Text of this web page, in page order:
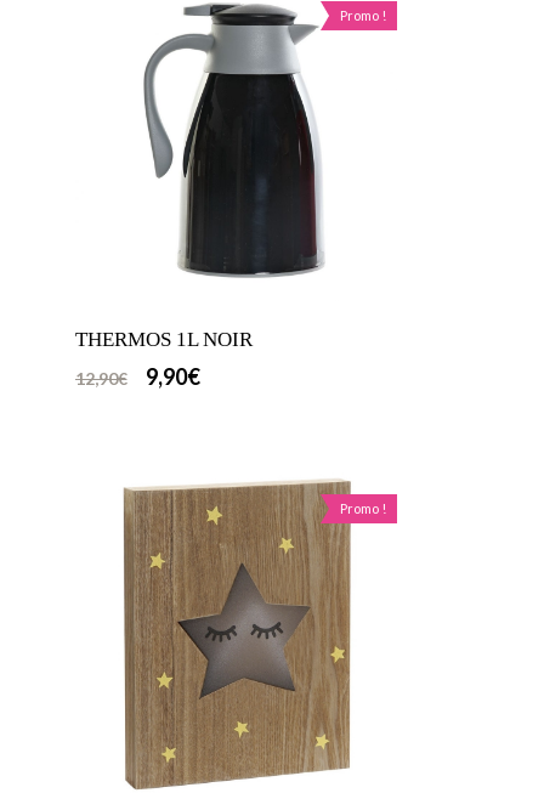
Promo !
THERMOS 1L NOIR
12,90€ 9,90€
Promo !